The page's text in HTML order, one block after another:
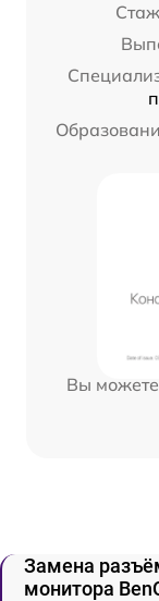
Вы можете
Замена
монитора